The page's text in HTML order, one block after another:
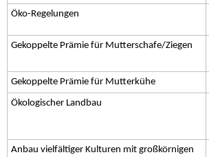
Öko-Regelungen
Gekoppelte Prämie für Mutterschafe/Ziegen
Gekoppelte Prämie für Mutterkühe
Ökologischer Landbau
Anbau vielfältiger Kulturen mit großkörnigen